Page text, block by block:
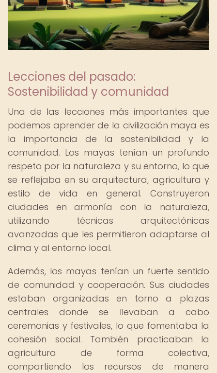
Lecciones del pasado:
Sostenibilidad y comunidad
Una de las lecciones más importantes que
podemos aprender de la civilización maya es
la importancia de la sostenibilidad y la
comunidad. Los mayas tenían un profundo
respeto por la naturaleza y su entorno, lo que
se reflejaba en su arquitectura, agricultura y
estilo de vida en general. Construyeron
ciudades en armonía con la naturaleza,
utilizando técnicas arquitectónicas
avanzadas que les permitieron adaptarse al
clima y al entorno local.
Además, los mayas tenían un fuerte sentido
de comunidad y cooperación. Sus ciudades
estaban organizadas en torno a plazas
centrales donde se llevaban a cabo
ceremonias y festivales, lo que fomentaba la
cohesión social. También practicaban la
agricultura de forma colectiva,
compartiendo los recursos de manera